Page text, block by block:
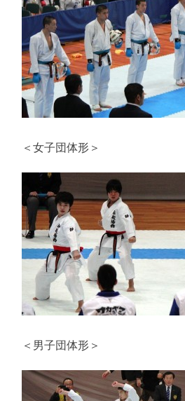
＜女子団体形＞
＜男子団体形＞